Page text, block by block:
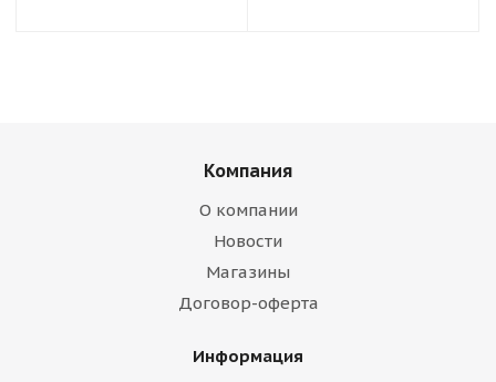
Компания
О компании
Новости
Магазины
Договор-оферта
Информация